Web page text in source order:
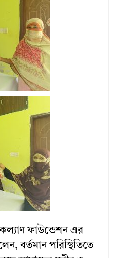
ফাউন্ডেশন এর
বর্তমান পরিস্থিতিতে